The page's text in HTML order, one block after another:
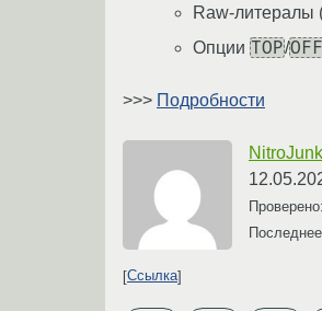
Raw-литералы
Опции TOP/
>>> Подробности
Проверено:
Ссылка